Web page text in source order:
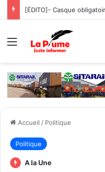
Menu
Accueil / Politique
Politique
A la Une